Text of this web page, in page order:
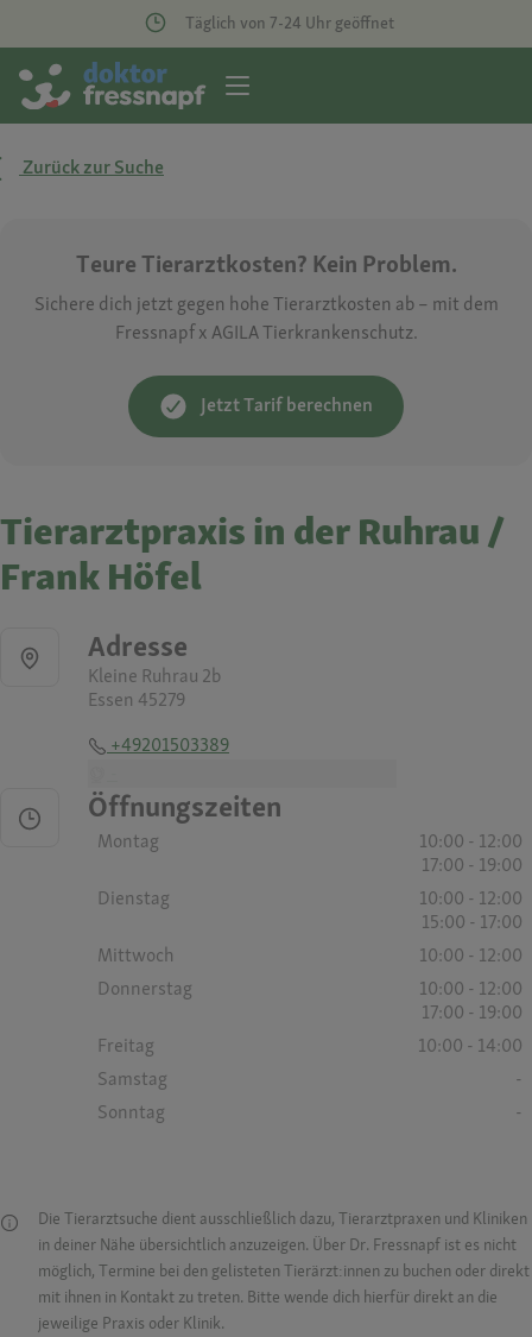
Täglich von 7-24 Uhr geöffnet
Zurück zur Suche
Teure Tierarztkosten? Kein Problem.
Sichere dich jetzt gegen hohe Tierarztkosten ab – mit dem
Fressnapf x AGILA Tierkrankenschutz.
Jetzt Tarif berechnen
Tierarztpraxis in der Ruhrau /
Frank Höfel
Adresse
Kleine Ruhrau 2b
Essen 45279
+49201503389
Öffnungszeiten
Montag
10:00 - 12:00
17:00 - 19:00
Dienstag
10:00 - 12:00
15:00 - 17:00
Mittwoch
10:00 - 12:00
Donnerstag
10:00 - 12:00
17:00 - 19:00
Freitag
10:00 - 14:00
Samstag
-
Sonntag
-
Die Tierarztsuche dient ausschließlich dazu, Tierarztpraxen und Kliniken
in deiner Nähe übersichtlich anzuzeigen. Über Dr. Fressnapf ist es nicht
möglich, Termine bei den gelisteten Tierärzt:innen zu buchen oder direkt
mit ihnen in Kontakt zu treten. Bitte wende dich hierfür direkt an die
jeweilige Praxis oder Klinik.